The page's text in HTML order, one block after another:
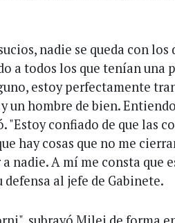
nadie se queda con los
a todos los que tenían una
estoy perfectamente
un hombre de bien.
"Estoy confiado de que las
hay cosas que no me
nadie. A mí me consta que
al jefe de Gabinete.